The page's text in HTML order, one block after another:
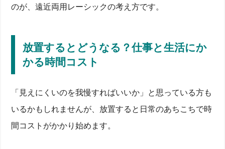
のが、遠近両用レーシックの考え方です。
放置するとどうなる？仕事と生活にか
かる時間コスト
「見えにくいのを我慢すればいいか」と思っている方も
いるかもしれませんが、放置すると日常のあちこちで時
間コストがかかり始めます。